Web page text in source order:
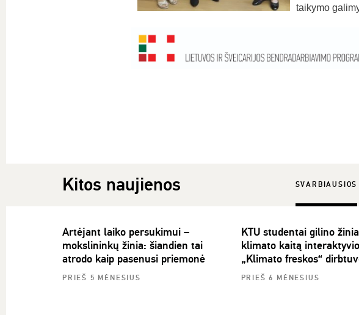
taikymo
Kitos naujienos SVARBIAUSIOS
Artėjant laiko persukimui –
mokslininkų žinia: šiandien tai
atrodo kaip pasenusi priemonė
PRIEŠ 5 MĖNESIUS
KTU studentai gilino
klimato kaitą
„Klimato freskos“
PRIEŠ 6 MĖNESIUS